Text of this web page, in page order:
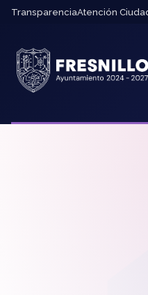
TransparenciaAtención